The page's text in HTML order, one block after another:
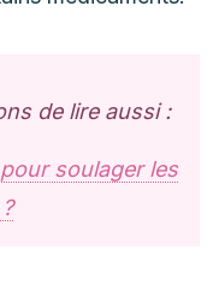
de lire aussi :
soulager les